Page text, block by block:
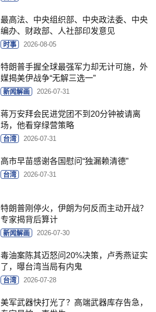
最高法、中央组织部、中央政法委、中央
编办、财政部、人社部印发意见
时事 2026-08-05
特朗普手握全球最强军力却无计可施，外
媒揭美伊战争“无解三选一”
新闻解画 2026-07-31
蒋万安拜会民进党团不到20分钟被请离
场，他看穿绿营策略
台湾 2026-07-31
高市早苗感谢各国慰问“独漏赖清德”
台湾 2026-07-31
特朗普刚停火，伊朗为何反而主动开战？
专家揭背后算计
新闻解画 2026-07-30
毒油案陈其迈怒问20%决策，卢秀燕证实
了，曝台湾当局有内鬼
台湾 2026-07-28
美军武器快打光了？高端武器库存告急，